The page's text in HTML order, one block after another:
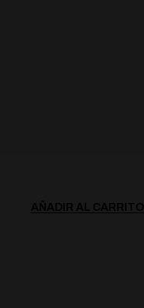
AÑADIR AL CARRITO